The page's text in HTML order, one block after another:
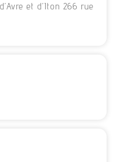
et d’Iton 266 rue